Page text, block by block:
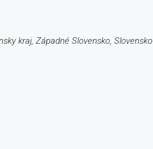
kraj, Západné Slovensko, Slovensko